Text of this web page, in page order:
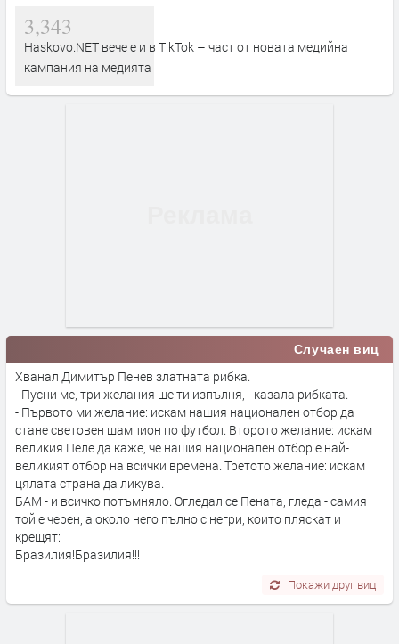
3,343
Haskovo.NET вече е и в TikTok – част от новата медийна
кампания на медията
Случаен виц
Хванал Димитър Пенев златната рибка.
- Пусни ме, три желания ще ти изпълня, - казала рибката.
- Първото ми желание: искам нашия национален отбор да
стане световен шампион по футбол. Второто желание: искам
великия Пеле да каже, че нашия национален отбор е най-
великият отбор на всички времена. Третото желание: искам
цялата страна да ликува.
БАМ - и всичко потъмняло. Огледал се Пената, гледа - самия
той е черен, а около него пълно с негри, които пляскат и
крещят:
Бразилия!Бразилия!!!
Покажи друг виц